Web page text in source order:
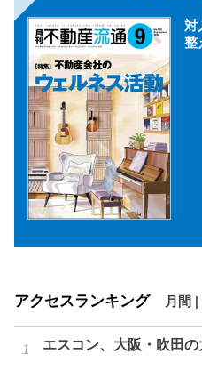
対
整
アクセスランキング 月間
エスコン、大阪・吹田